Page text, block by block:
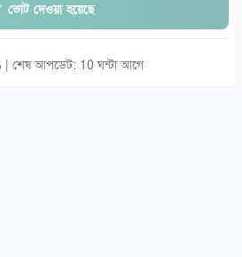
ভোট দেওয়া হয়েছে
| শেষ আপডেট: 10 ঘন্টা আগে